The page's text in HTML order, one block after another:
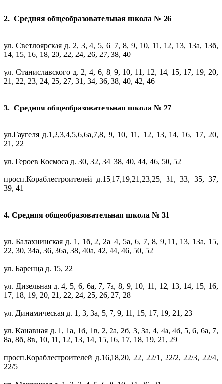
2. Средняя общеобразовательная школа № 26
ул. Светлоярская д. 2, 3, 4, 5, 6, 7, 8, 9, 10, 11, 12, 13, 13а, 13б,
14, 15, 16, 18, 20, 22, 24, 26, 27, 38, 40
ул. Станиславского д. 2, 4, 6, 8, 9, 10, 11, 12, 14, 15, 17, 19, 20,
21, 22, 23, 24, 25, 27, 31, 34, 36, 38, 40, 42, 46
3. Средняя общеобразовательная школа № 27
ул.Гаугеля д.1,2,3,4,5,6,6а,7,8, 9, 10, 11, 12, 13, 14, 16, 17, 20,
21, 22
ул. Героев Космоса д. 30, 32, 34, 38, 40, 44, 46, 50, 52
просп.Кораблестроителей д.15,17,19,21,23,25, 31, 33, 35, 37,
39, 41
4. Средняя общеобразовательная школа № 31
ул. Балахнинская д. 1, 1б, 2, 2а, 4, 5а, 6, 7, 8, 9, 11, 13, 13а, 15,
22, 30, 34а, 36, 36а, 38, 40а, 42, 44, 46, 50, 52
ул. Баренца д. 15, 22
ул. Дизельная д. 4, 5, 6, 6а, 7, 7а, 8, 9, 10, 11, 12, 13, 14, 15, 16,
17, 18, 19, 20, 21, 22, 24, 25, 26, 27, 28
ул. Динамическая д. 1, 3, 3а, 5, 7, 9, 11, 15, 17, 19, 21, 23
ул. Канавная д. 1, 1а, 1б, 1в, 2, 2а, 2б, 3, 3а, 4, 4а, 4б, 5, 6, 6а, 7,
8а, 8б, 8в, 10, 11, 12, 13, 14, 15, 16, 17, 18, 19, 21, 29
просп.Кораблестроителей д.16,18,20, 22, 22/1, 22/2, 22/3, 22/4,
22/5